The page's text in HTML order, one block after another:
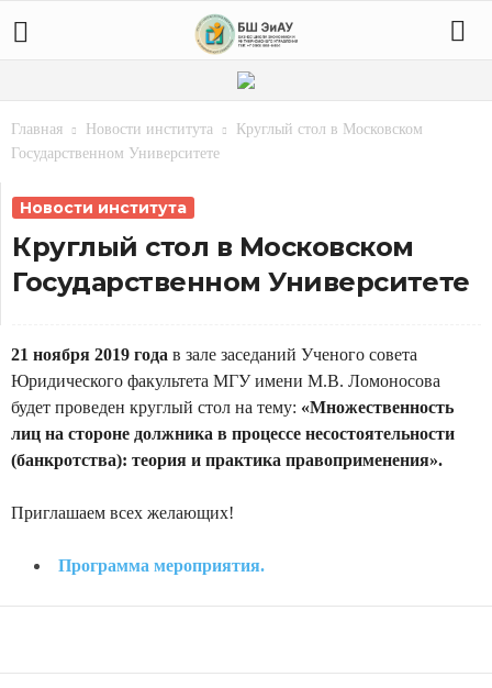
Главная Новости института
Круглый стол в Московском
Государственном Университете
Новости института
Круглый стол в Московском
Государственном Университете
21 ноября 2019 года в зале заседаний Ученого совета
Юридического факультета МГУ имени М.В. Ломоносова
будет проведен круглый стол на тему: «Множественность
лиц на стороне должника в процессе несостоятельности
(банкротства): теория и практика правоприменения».
Приглашаем всех желающих!
Программа мероприятия.